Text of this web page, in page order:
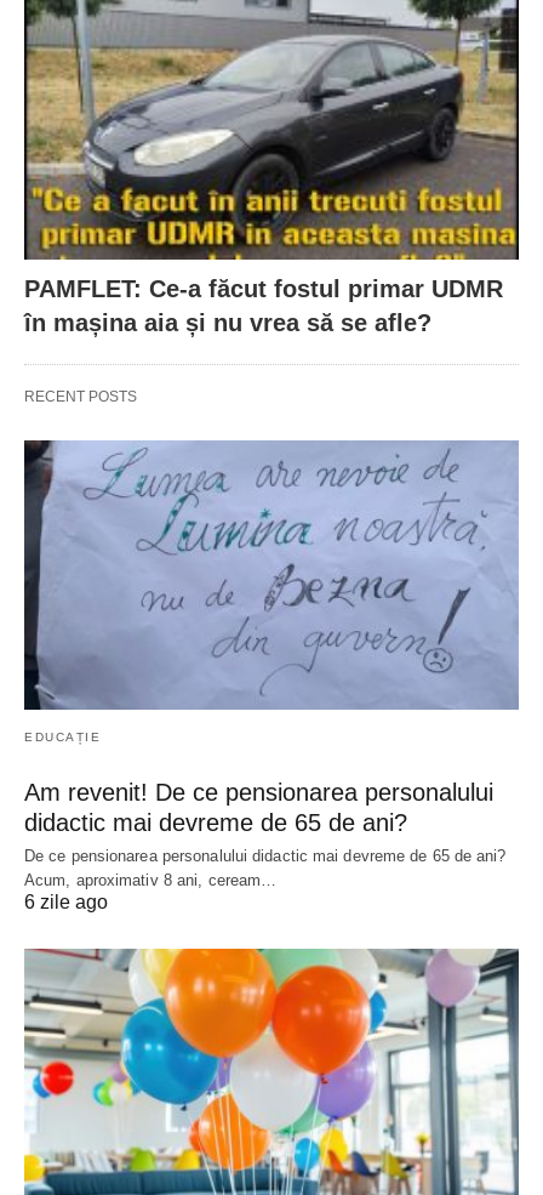
PAMFLET: Ce-a făcut fostul primar UDMR
în mașina aia și nu vrea să se afle?
RECENT POSTS
EDUCAȚIE
Am revenit! De ce pensionarea personalului
didactic mai devreme de 65 de ani?
De ce pensionarea personalului didactic mai devreme de 65 de ani?
Acum, aproximativ 8 ani, ceream…
6 zile ago